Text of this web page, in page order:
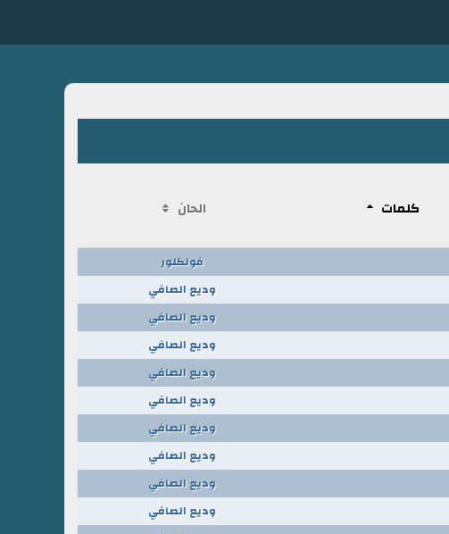
كلمات الحان
فولكلور
وديع الصافي
وديع الصافي
وديع الصافي
وديع الصافي
وديع الصافي
وديع الصافي
وديع الصافي
وديع الصافي
وديع الصافي